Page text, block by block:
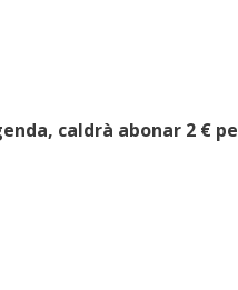
caldrà abonar 2 €